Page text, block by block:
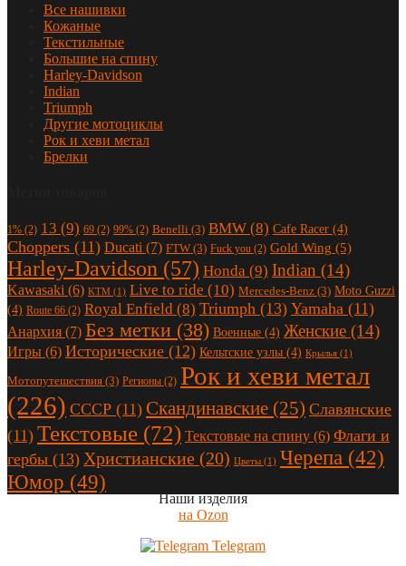
Все нашивки
Кожаные
Текстильные
Большие на спину
Harley-Davidson
Indian
Triumph
Другие мотоциклы
Рок и хеви метал
Брелки
1% (2) 13 (9) 69 (2) 99% (2) Benelli (3) BMW (8) Cafe Racer (4)
Choppers (11) Ducati (7) FTW (3) Fuck you (2) Gold Wing (5)
Harley-Davidson (57) Honda (9) Indian (14)
Kawasaki (6) KTM (1) Live to ride (10) Mercedes-Benz (3) Moto Guzzi
(4) Route 66 (2) Royal Enfield (8) Triumph (13) Yamaha (11)
Анархия (7) Без метки (38) Военные (4) Женские (14)
Игры (6) Исторические (12) Кельтские узлы (4) Крылья (1)
Мотопутешествия (3) Регионы (2) Рок и хеви метал
(226) СССР (11) Скандинавские (25) Славянские
(11) Текстовые (72) Текстовые на спину (6) Флаги и
гербы (13) Христианские (20) Цветы (1) Черепа (42)
Юмор (49)
Наши изделия
на Ozon
Telegram